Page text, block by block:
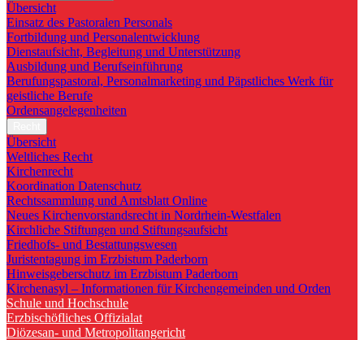
Übersicht
Einsatz des Pastoralen Personals
Fortbildung und Personalentwicklung
Dienstaufsicht, Begleitung und Unterstützung
Ausbildung und Berufseinführung
Berufungspastoral, Personalmarketing und Päpstliches Werk für
geistliche Berufe
Ordensangelegenheiten
Übersicht
Weltliches Recht
Kirchenrecht
Koordination Datenschutz
Rechtssammlung und Amtsblatt Online
Neues Kirchenvorstandsrecht in Nordrhein-Westfalen
Kirchliche Stiftungen und Stiftungsaufsicht
Friedhofs- und Bestattungswesen
Juristentagung im Erzbistum Paderborn
Hinweisgeberschutz im Erzbistum Paderborn
Kirchenasyl – Informationen für Kirchengemeinden und Orden
Schule und Hochschule
Erzbischöfliches Offizialat
Diözesan- und Metropolitangericht